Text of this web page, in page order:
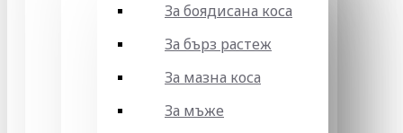
За боядисана коса
За бърз растеж
За мазна коса
За мъже